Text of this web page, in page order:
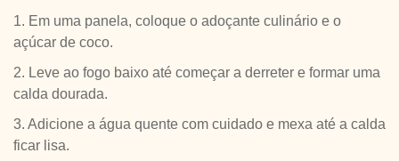
1. Em uma panela, coloque o adoçante culinário e o
açúcar de coco.
2. Leve ao fogo baixo até começar a derreter e formar uma
calda dourada.
3. Adicione a água quente com cuidado e mexa até a calda
ficar lisa.